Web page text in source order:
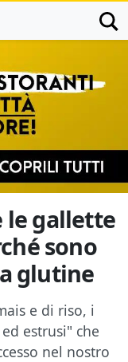
le gallette
sono
glutine
e di riso, i
estrusi" che
nel nostro